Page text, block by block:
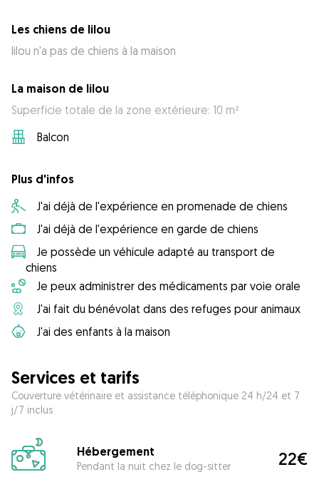
Les chiens de Iilou
Iilou n'a pas de chiens à la maison
La maison de Iilou
Superficie totale de la zone extérieure: 10 m²
Balcon
Plus d'infos
J'ai déjà de l'expérience en promenade de chiens
J'ai déjà de l'expérience en garde de chiens
Je possède un véhicule adapté au transport de
chiens
Je peux administrer des médicaments par voie orale
J'ai fait du bénévolat dans des refuges pour animaux
J'ai des enfants à la maison
Services et tarifs
Couverture vétérinaire et assistance téléphonique 24 h/24 et 7
j/7 inclus
Hébergement
Pendant la nuit chez le dog-sitter 22€